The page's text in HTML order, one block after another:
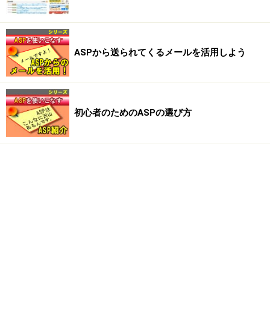
ASPから送られてくるメールを活用しよう
初心者のためのASPの選び方